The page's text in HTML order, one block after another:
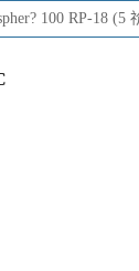
100 RP-18 (5